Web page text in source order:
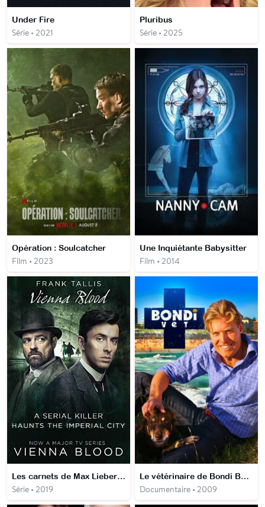
Under Fire
Série • 2021
Pluribus
Série • 2025
Opération : Soulcatcher
Film • 2023
Une Inquiétante Babysitter
Film • 2014
Les carnets de Max Liebermann
Série • 2019
Le vétérinaire de Bondi Beach
Documentaire • 2009